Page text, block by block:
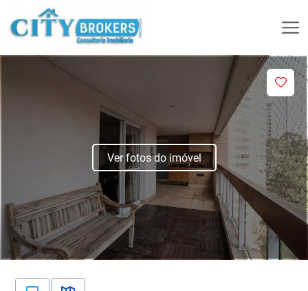
Ver fotos do imóvel